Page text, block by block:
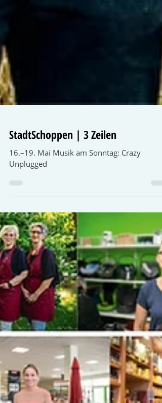
StadtSchoppen | 3 Zeilen
16.–19. Mai Musik am Sonntag: Crazy
Unplugged